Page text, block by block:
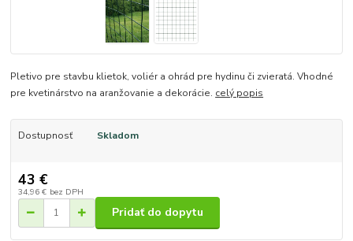
Pletivo pre stavbu klietok, voliér a ohrád pre hydinu či zvieratá. Vhodné
pre kvetinárstvo na aranžovanie a dekorácie. celý popis
Dostupnosť Skladom
43 €
34,96 € bez DPH
Pridať do dopytu